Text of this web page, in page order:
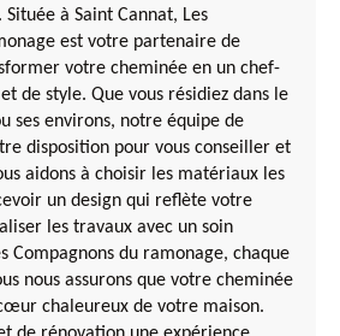
à Saint Cannat, Les
est votre partenaire de
votre cheminée en un chef-
de style. Que vous résidiez dans le
ses environs, notre équipe de
disposition pour vous conseiller et
aidons à choisir les matériaux les
un design qui reflète votre
les travaux avec un soin
Compagnons du ramonage, chaque
nous assurons que votre cheminée
chaleureux de votre maison.